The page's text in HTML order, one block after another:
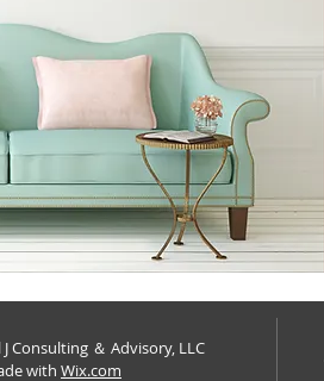
Consulting ＆ Advisory, LLC
with Wix.com